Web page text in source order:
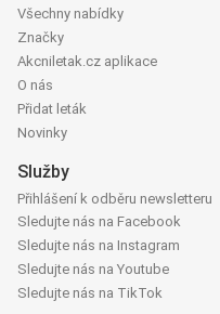
Všechny nabídky
Značky
Akcniletak.cz aplikace
O nás
Přidat leták
Novinky
Služby
Přihlášení k odběru newsletteru
Sledujte nás na Facebook
Sledujte nás na Instagram
Sledujte nás na Youtube
Sledujte nás na TikTok